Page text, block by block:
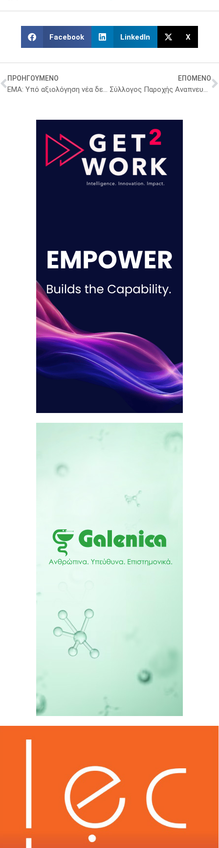
Facebook LinkedIn X
ΠΡΟΗΓΟΥΜΕΝΟ
ΕΜΑ: Υπό αξιολόγηση νέα δεδομένα για το βαλπροϊκό οξύ
ΕΠΟΜΕΝΟ
Σύλλογος Παροχής Αναπνευστικών Υπηρεσιών για κατ’ οίκον αναπνευστική υποστήριξη – Σοβαρό πρόβλημα για τις οικογένειες των μικρών ασθενών